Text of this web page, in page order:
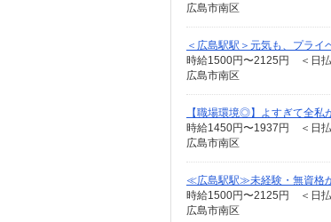
広島市南区
＜広島駅駅＞元気も、プラ
時給1500円〜2125円 ＜日払
広島市南区
【職場環境◎】よすぎて全私
時給1450円〜1937円 ＜日払
広島市南区
≪広島駅駅≫未経験・無資格
時給1500円〜2125円 ＜日払
広島市南区